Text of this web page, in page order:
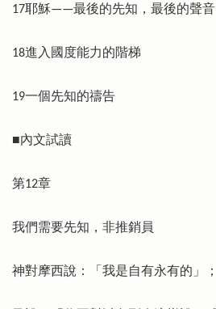
17耶穌——最後的先知，最後的聲音
18進入國度能力的階梯
19一個先知的禱告
■內文試讀
第12章
我們需要先知，非推銷員
神對摩西說：「我是自有永有的」；